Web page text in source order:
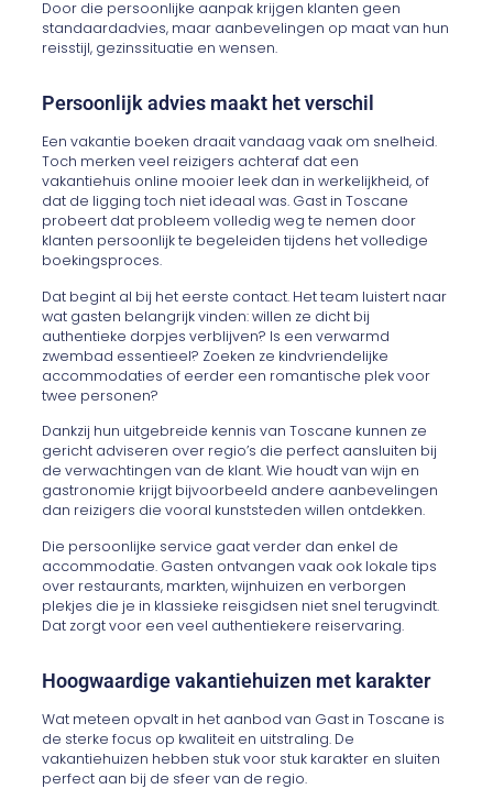
Door die persoonlijke aanpak krijgen klanten geen
standaardadvies, maar aanbevelingen op maat van hun
reisstijl, gezinssituatie en wensen.
Persoonlijk advies maakt het verschil
Een vakantie boeken draait vandaag vaak om snelheid.
Toch merken veel reizigers achteraf dat een
vakantiehuis online mooier leek dan in werkelijkheid, of
dat de ligging toch niet ideaal was. Gast in Toscane
probeert dat probleem volledig weg te nemen door
klanten persoonlijk te begeleiden tijdens het volledige
boekingsproces.
Dat begint al bij het eerste contact. Het team luistert naar
wat gasten belangrijk vinden: willen ze dicht bij
authentieke dorpjes verblijven? Is een verwarmd
zwembad essentieel? Zoeken ze kindvriendelijke
accommodaties of eerder een romantische plek voor
twee personen?
Dankzij hun uitgebreide kennis van Toscane kunnen ze
gericht adviseren over regio’s die perfect aansluiten bij
de verwachtingen van de klant. Wie houdt van wijn en
gastronomie krijgt bijvoorbeeld andere aanbevelingen
dan reizigers die vooral kunststeden willen ontdekken.
Die persoonlijke service gaat verder dan enkel de
accommodatie. Gasten ontvangen vaak ook lokale tips
over restaurants, markten, wijnhuizen en verborgen
plekjes die je in klassieke reisgidsen niet snel terugvindt.
Dat zorgt voor een veel authentiekere reiservaring.
Hoogwaardige vakantiehuizen met karakter
Wat meteen opvalt in het aanbod van Gast in Toscane is
de sterke focus op kwaliteit en uitstraling. De
vakantiehuizen hebben stuk voor stuk karakter en sluiten
perfect aan bij de sfeer van de regio.